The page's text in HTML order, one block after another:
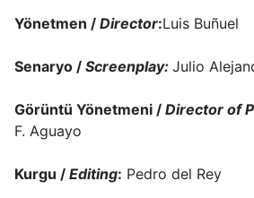
Yönetmen / Director:Luis Buñuel
Senaryo / Screenplay: Julio
Görüntü Yönetmeni / Director of
F. Aguayo
Kurgu / Editing: Pedro del Rey